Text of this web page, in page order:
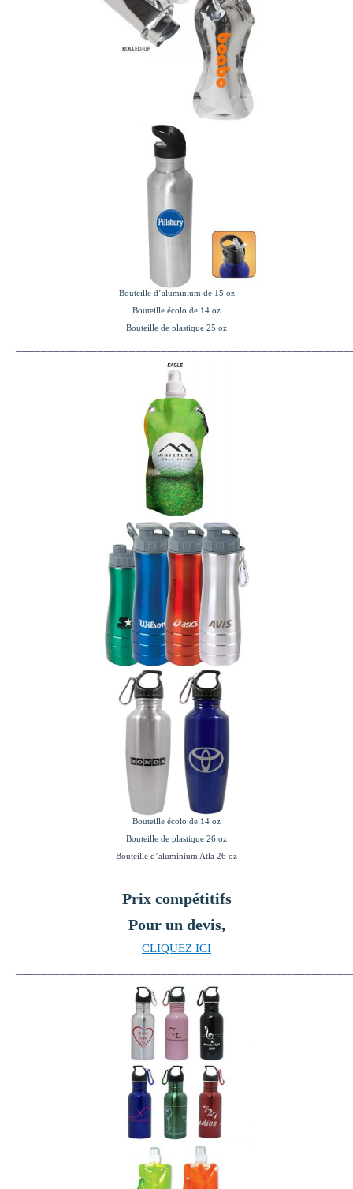
Bouteille d’aluminium de 15 oz
Bouteille écolo de 14 oz
Bouteille de plastique 25 oz
Bouteille écolo de 14 oz
Bouteille de plastique 26 oz
Bouteille d’aluminium Atla 26 oz
Prix compétitifs
Pour un devis,
CLIQUEZ ICI